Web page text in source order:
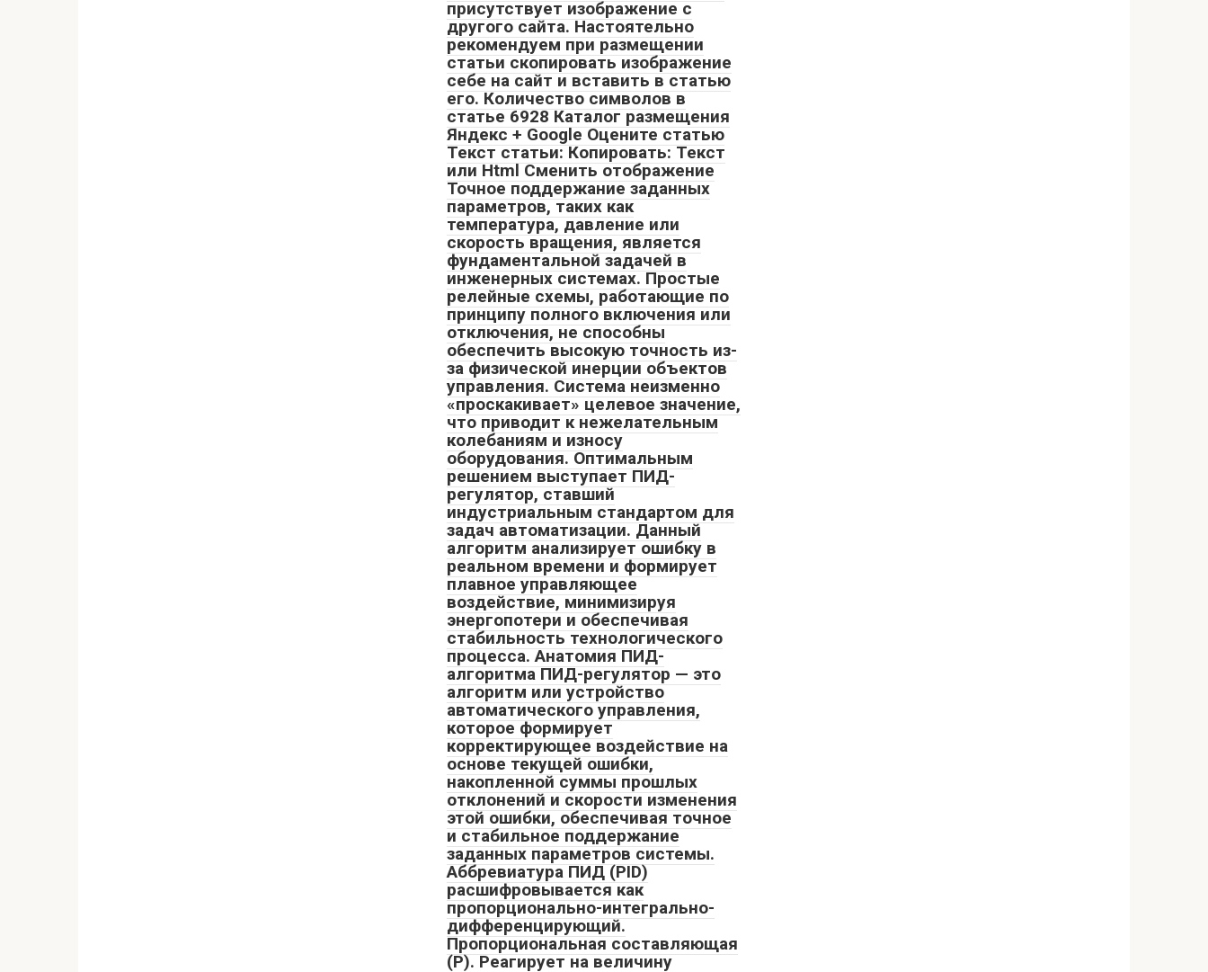
присутствует изображение с
другого сайта. Настоятельно
рекомендуем при размещении
статьи скопировать изображение
себе на сайт и вставить в статью
его. Количество символов в
статье 6928 Каталог размещения
Яндекс + Google Оцените статью
Текст статьи: Копировать: Текст
или Html Cменить отображение
Точное поддержание заданных
параметров, таких как
температура, давление или
скорость вращения, является
фундаментальной задачей в
инженерных системах. Простые
релейные схемы, работающие по
принципу полного включения или
отключения, не способны
обеспечить высокую точность из-
за физической инерции объектов
управления. Система неизменно
«проскакивает» целевое значение,
что приводит к нежелательным
колебаниям и износу
оборудования. Оптимальным
решением выступает ПИД-
регулятор, ставший
индустриальным стандартом для
задач автоматизации. Данный
алгоритм анализирует ошибку в
реальном времени и формирует
плавное управляющее
воздействие, минимизируя
энергопотери и обеспечивая
стабильность технологического
процесса. Анатомия ПИД-
алгоритма ПИД-регулятор — это
алгоритм или устройство
автоматического управления,
которое формирует
корректирующее воздействие на
основе текущей ошибки,
накопленной суммы прошлых
отклонений и скорости изменения
этой ошибки, обеспечивая точное
и стабильное поддержание
заданных параметров системы.
Аббревиатура ПИД (PID)
расшифровывается как
пропорционально-интегрально-
дифференцирующий.
Пропорциональная составляющая
(P). Реагирует на величину